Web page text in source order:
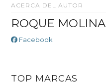
ACERCA DEL AUTOR
ROQUE MOLINA
Facebook
TOP MARCAS